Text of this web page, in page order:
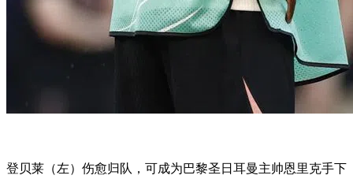
登贝莱（左）伤愈归队，可成为巴黎圣日耳曼主帅恩里克手下